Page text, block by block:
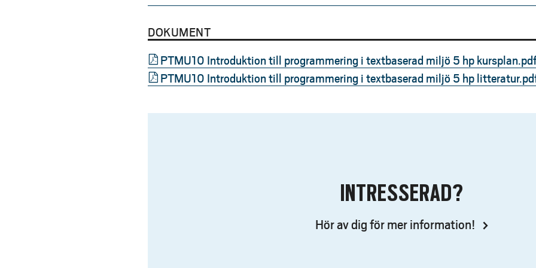
DOKUMENT
PTMU10 Introduktion till programmering i textbaserad miljö 5 hp kursplan.pdf
PTMU10 Introduktion till programmering i textbaserad miljö 5 hp
INTRESSERAD?
Hör av dig för mer information!